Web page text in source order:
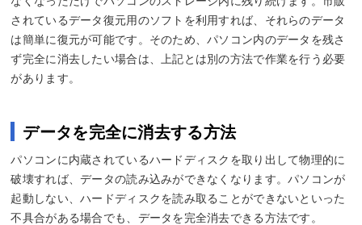
されているデータ復元用のソフトを利用すれば、それらのデータ
は簡単に復元が可能です。そのため、パソコン内のデータを残さ
ず完全に消去したい場合は、上記とは別の方法で作業を行う必要
があります。
データを完全に消去する方法
パソコンに内蔵されているハードディスクを取り出して物理的に
破壊すれば、データの読み込みができなくなります。パソコンが
起動しない、ハードディスクを読み取ることができないといった
不具合がある場合でも、データを完全消去できる方法です。